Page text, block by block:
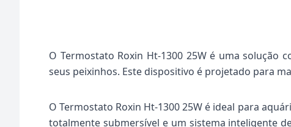
O Termostato Roxin Ht-1300 25W é uma
seus peixinhos. Este dispositivo é projetado para
O Termostato Roxin Ht-1300 25W é ideal para
totalmente submersível e um sistema inteligente